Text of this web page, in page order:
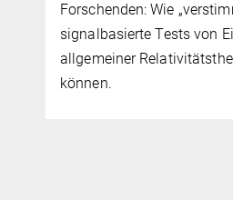
Forschenden: Wie
signalbasierte Tests von
allgemeiner
können.